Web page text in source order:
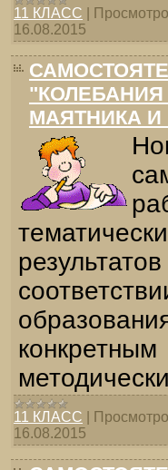
11 КЛАСС
16.08.2015
МАЯТНИКА И
11 КЛАСС
16.08.2015